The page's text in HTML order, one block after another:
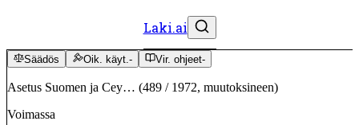
Laki.ai
Säädös Oik. käyt.- Vir. ohjeet-
Asetus Suomen ja Cey… (489 / 1972, muutoksineen)
Voimassa